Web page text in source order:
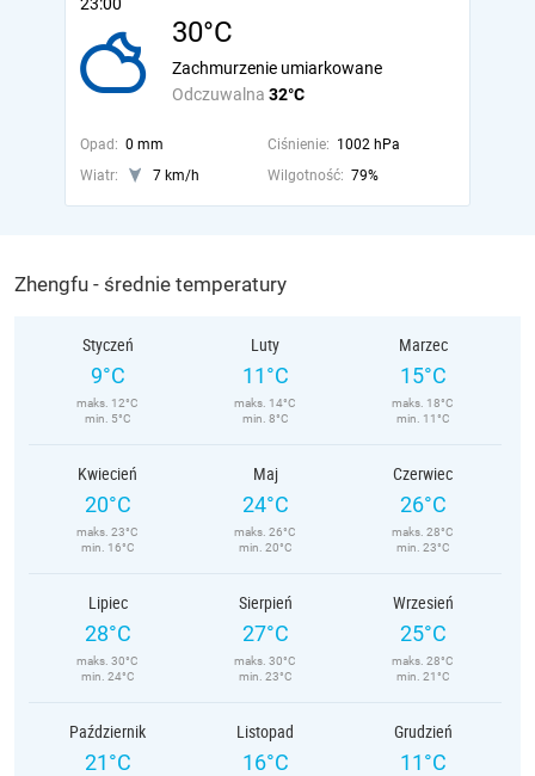
30°C
Odczuwalna 32°C
Zachmurzenie umiarkowane
Opad: 0 mm Ciśnienie: 1002 hPa
Wiatr:
7 km/h Wilgotność: 79%
Zhengfu - średnie temperatury
Styczeń
9°C
maks. 12°C
min. 5°C
Luty
11°C
maks. 14°C
min. 8°C
Marzec
15°C
maks. 18°C
min. 11°C
Kwiecień
20°C
maks. 23°C
min. 16°C
Maj
24°C
maks. 26°C
min. 20°C
Czerwiec
26°C
maks. 28°C
min. 23°C
Lipiec
28°C
maks. 30°C
min. 24°C
Sierpień
27°C
maks. 30°C
min. 23°C
Wrzesień
25°C
maks. 28°C
min. 21°C
Październik
21°C
Listopad
16°C
Grudzień
11°C